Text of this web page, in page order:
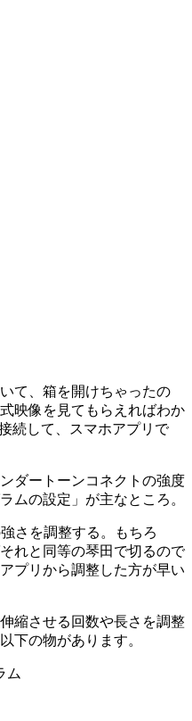
て、箱を開けちゃったの
映像を見てもらえればわか
続して、スマホアプリで
ダートーンコネクトの強度
ムの設定」が主なところ。
さを調整する。もちろ
れと同等の琴田で切るので
プリから調整した方が早い
縮させる回数や長さを調整
下の物があります。
ム